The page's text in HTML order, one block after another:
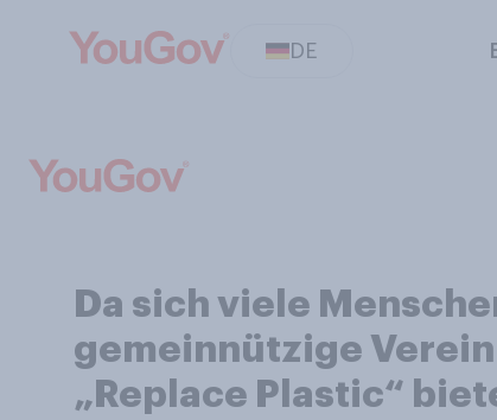
DE
Da sich viele
gemeinnützige
„Replace Plastic“